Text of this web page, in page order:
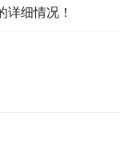
详细情况！